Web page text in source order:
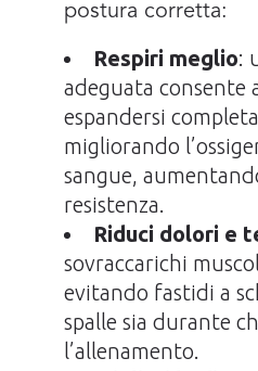
postura corretta:
Respiri meglio:
adeguata consente
espandersi
migliorando
sangue,
resistenza.
Riduci dolori e
sovraccarichi
evitando fastidi a
spalle sia durante
l’allenamento.